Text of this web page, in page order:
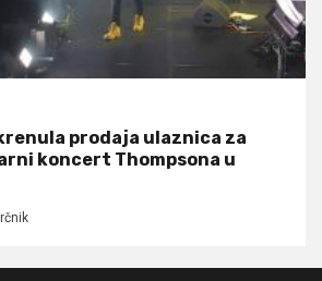
prodaja ulaznica za
koncert Thompsona u